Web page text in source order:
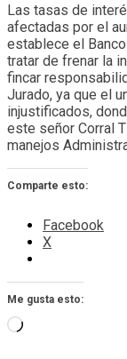
Las tasas de
afectadas por el
establece el
tratar de frenar la
fincar
Jurado, ya que el
injustificados,
este señor Corral
manejos
Comparte esto:
Facebook
X
Me gusta esto:
Cargando...